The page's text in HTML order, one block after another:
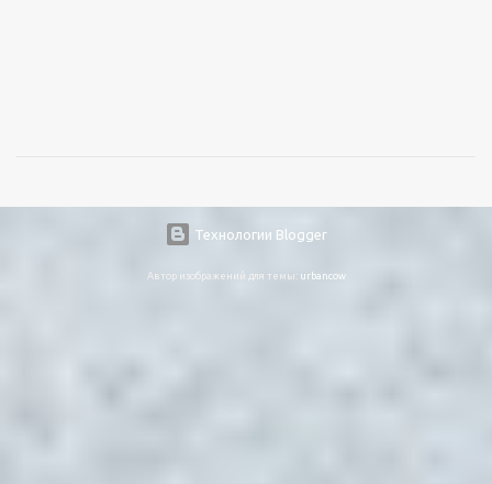
Технологии Blogger
Автор изображений для темы: urbancow